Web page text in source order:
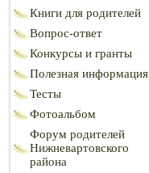
Книги для родителей
Вопрос-ответ
Конкурсы и гранты
Полезная информация
Тесты
Фотоальбом
Форум родителей
Нижневартовского
района